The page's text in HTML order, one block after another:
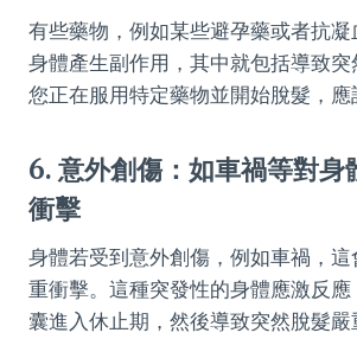
有些藥物，例如某些避孕藥或者抗
身體產生副作用，其中就包括導致
您正在服用特定藥物並開始脫髮，應
6. 意外創傷：如車禍等對身
衝擊
身體若受到意外創傷，例如車禍，
重衝擊。這種突發性的身體應激反
囊進入休止期，然後導致突然脫髮嚴